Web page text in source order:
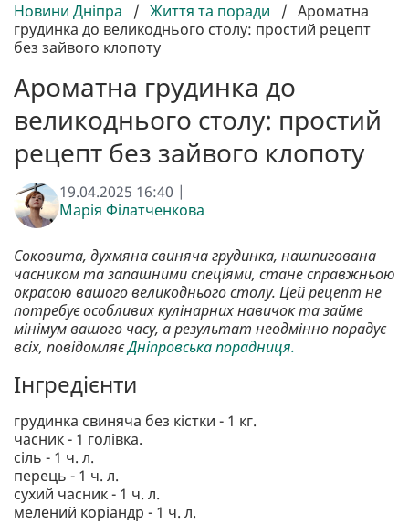
Новини Дніпра / Життя та поради / Ароматна
грудинка до великоднього столу: простий рецепт
без зайвого клопоту
Ароматна грудинка до
великоднього столу: простий
рецепт без зайвого клопоту
19.04.2025 16:40 |
Марія Філатченкова
Соковита, духмяна свиняча грудинка, нашпигована
часником та запашними спеціями, стане справжньою
окрасою вашого великоднього столу. Цей рецепт не
потребує особливих кулінарних навичок та займе
мінімум вашого часу, а результат неодмінно порадує
всіх, повідомляєДніпровська порадниця.
Інгредієнти
грудинка свиняча без кістки - 1 кг.
часник - 1 голівка.
сіль - 1 ч. л.
перець - 1 ч. л.
сухий часник - 1 ч. л.
мелений коріандр - 1 ч. л.